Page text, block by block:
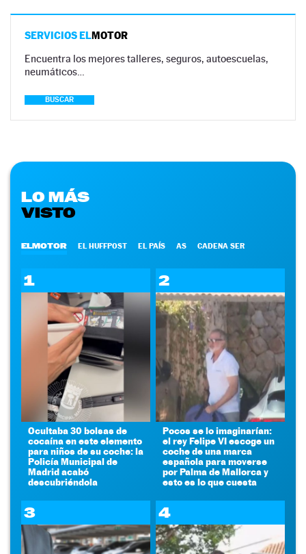
SERVICIOS ELMOTOR
Encuentra los mejores talleres, seguros, autoescuelas,
neumáticos…
BUSCAR
LO MÁS
VISTO
ELMOTOR EL HUFFPOST EL PAÍS AS CADENA SER
1
Ocultaba 30 bolsas de
cocaína en este elemento
para niños de su coche: la
Policía Municipal de
Madrid acabó
descubriéndola
2
Pocos se lo imaginarían:
el rey Felipe VI escoge un
coche de una marca
española para moverse
por Palma de Mallorca y
esto es lo que cuesta
3 4